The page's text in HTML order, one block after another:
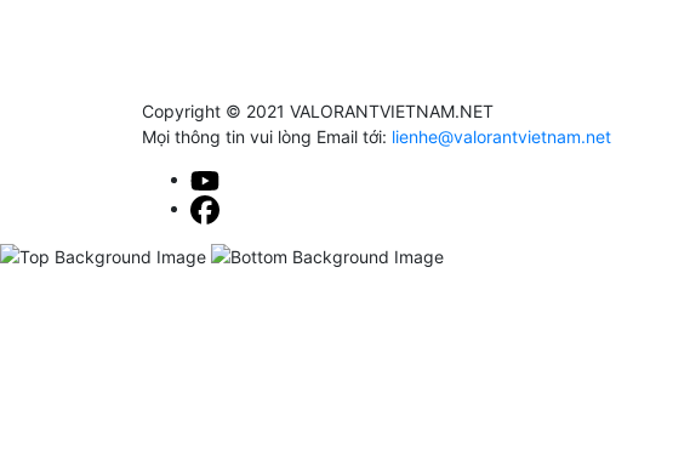
Copyright © 2021 VALORANTVIETNAM.NET
Mọi thông tin vui lòng Email tới: lienhe@valorantvietnam.net